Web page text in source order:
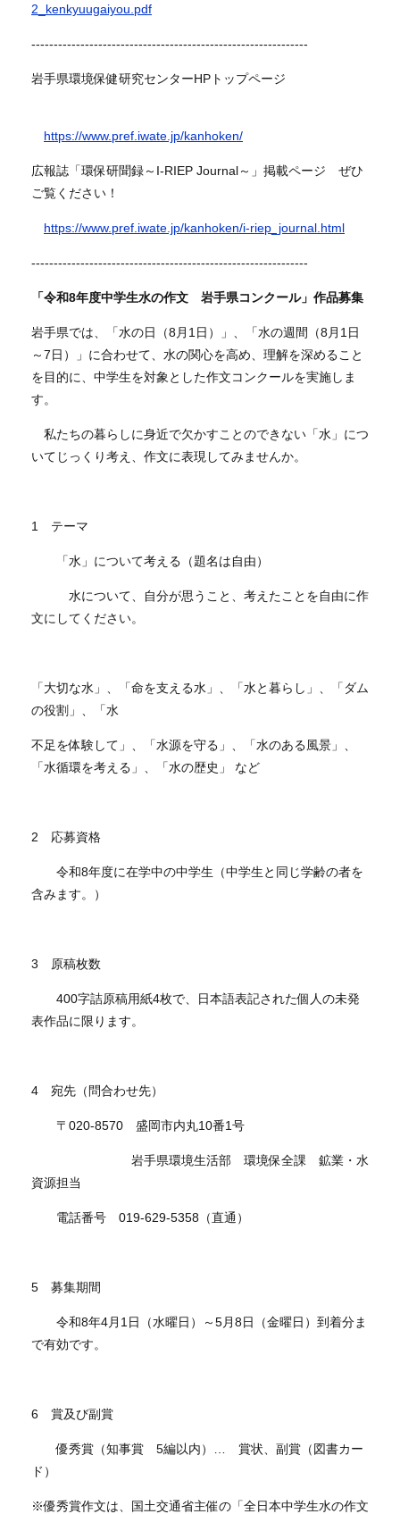
2_kenkyuugaiyou.pdf
--------------------------------------------------------------
岩手県環境保健研究センターHPトップページ
https://www.pref.iwate.jp/kanhoken/
広報誌「環保研聞録～I-RIEP Journal～」掲載ページ ぜひ
ご覧ください！
https://www.pref.iwate.jp/kanhoken/i-riep_journal.html
--------------------------------------------------------------
​「令和8年度中学生水の作文 岩手県コンクール」作品募集
岩手県では、「水の日（8月1日）」、「水の週間（8月1日
～7日）」に合わせて、水の関心を高め、理解を深めること
を目的に、中学生を対象とした作文コンクールを実施しま
す。
私たちの暮らしに身近で欠かすことのできない「水」につ
いてじっくり考え、作文に表現してみませんか。
1 テーマ
「水」について考える（題名は自由）
水について、自分が思うこと、考えたことを自由に作
文にしてください。
「大切な水」、「命を支える水」、「水と暮らし」、「ダム
の役割」、「水
不足を体験して」、「水源を守る」、「水のある風景」、
「水循環を考える」、「水の歴史」 など
2 応募資格
令和8年度に在学中の中学生（中学生と同じ学齢の者を
含みます。）
3 原稿枚数
400字詰原稿用紙4枚で、日本語表記された個人の未発
表作品に限ります。
4 宛先（問合わせ先）
〒020-8570 盛岡市内丸10番1号
岩手県環境生活部 環境保全課 鉱業・水
資源担当
電話番号 019-629-5358（直通）
5 募集期間
令和8年4月1日（水曜日）～5月8日（金曜日）到着分ま
で有効です。
6 賞及び副賞
優秀賞（知事賞 5編以内）… 賞状、副賞（図書カー
ド）
※優秀賞作文は、国土交通省主催の「全日本中学生水の作文